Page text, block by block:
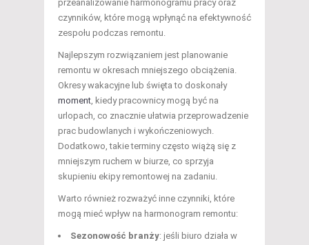
przeanalizowanie harmonogramu pracy oraz
czynników, które mogą wpłynąć na efektywność
zespołu podczas remontu.
Najlepszym rozwiązaniem jest planowanie
remontu w okresach mniejszego obciążenia.
Okresy wakacyjne lub święta to doskonały
moment, kiedy pracownicy mogą być na
urlopach, co znacznie ułatwia przeprowadzenie
prac budowlanych i wykończeniowych.
Dodatkowo, takie terminy często wiążą się z
mniejszym ruchem w biurze, co sprzyja
skupieniu ekipy remontowej na zadaniu.
Warto również rozważyć inne czynniki, które
mogą mieć wpływ na harmonogram remontu:
Sezonowość branży: jeśli biuro działa w